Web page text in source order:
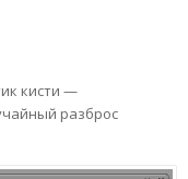
кисти —
разброс